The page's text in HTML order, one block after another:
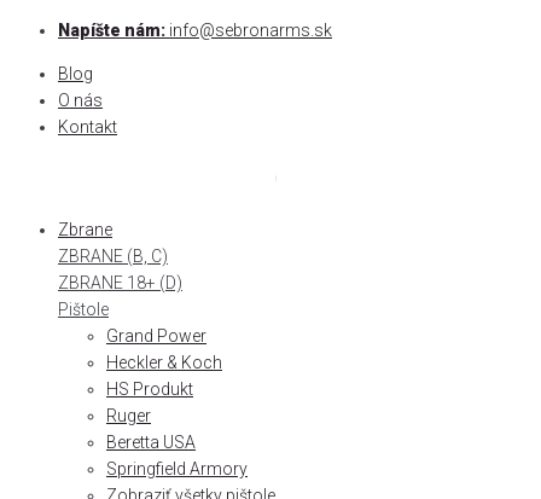
Skip
content
Napíšte nám: info@sebronarms.sk
Blog
O nás
Kontakt
Zbrane
ZBRANE (B, C)
ZBRANE 18+ (D)
Pištole
Grand Power
Heckler & Koch
HS Produkt
Ruger
Beretta USA
Springfield Armory